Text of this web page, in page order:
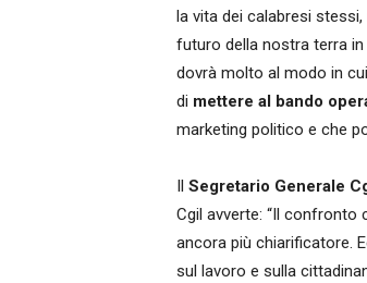
la vita dei calabresi
futuro della nostra terra
dovrà molto al modo in
di mettere al bando
marketing politico e che
Il Segretario Generale
Cgil avverte: “Il
ancora più chiarificatore.
sul lavoro e sulla